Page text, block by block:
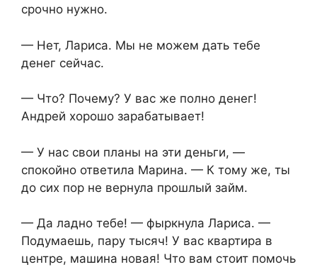
срочно нужно.
— Нет, Лариса. Мы не можем дать тебе
денег сейчас.
— Что? Почему? У вас же полно денег!
Андрей хорошо зарабатывает!
— У нас свои планы на эти деньги, —
спокойно ответила Марина. — К тому же, ты
до сих пор не вернула прошлый займ.
— Да ладно тебе! — фыркнула Лариса. —
Подумаешь, пару тысяч! У вас квартира в
центре, машина новая! Что вам стоит помочь